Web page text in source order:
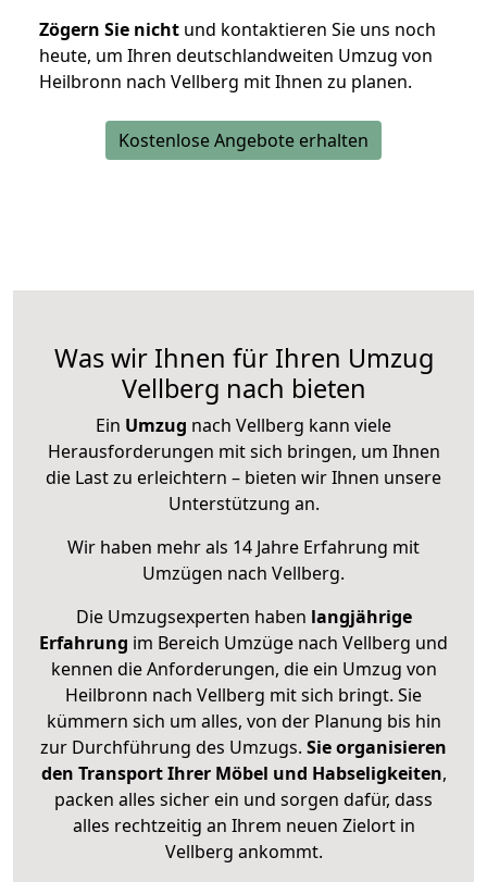
Zögern Sie nicht und kontaktieren Sie uns noch
heute, um Ihren deutschlandweiten Umzug von
Heilbronn nach Vellberg mit Ihnen zu planen.
Kostenlose Angebote erhalten
Was wir Ihnen für Ihren Umzug
Vellberg nach bieten
Ein Umzug nach Vellberg kann viele
Herausforderungen mit sich bringen, um Ihnen
die Last zu erleichtern – bieten wir Ihnen unsere
Unterstützung an.
Wir haben mehr als 14 Jahre Erfahrung mit
Umzügen nach Vellberg.
Die Umzugsexperten haben langjährige
Erfahrung im Bereich Umzüge nach Vellberg und
kennen die Anforderungen, die ein Umzug von
Heilbronn nach Vellberg mit sich bringt. Sie
kümmern sich um alles, von der Planung bis hin
zur Durchführung des Umzugs. Sie organisieren
den Transport Ihrer Möbel und Habseligkeiten,
packen alles sicher ein und sorgen dafür, dass
alles rechtzeitig an Ihrem neuen Zielort in
Vellberg ankommt.